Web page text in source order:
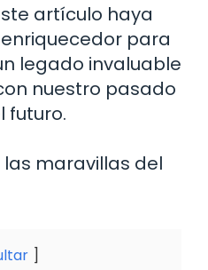
artículo haya
para
legado invaluable
nuestro pasado
futuro.
las maravillas del